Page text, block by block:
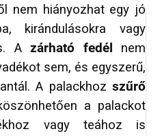
nem hiányozhat egy jó
kirándulásokra vagy
A zárható fedél nem
sem, és egyszerű,
A palackhoz szűrő
a palackot
vagy teához is